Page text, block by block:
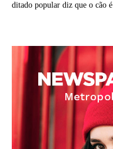
ditado popular diz que o cão